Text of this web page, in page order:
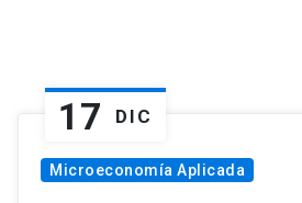
17 DIC
Microeconomía Aplicada